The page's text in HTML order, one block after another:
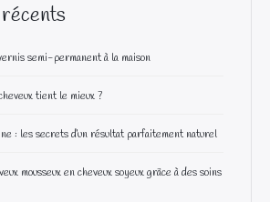
semi-permanent à la maison
tient le mieux ?
: les secrets d’un résultat parfaitement naturel
mousseux en cheveux soyeux grâce à des soins